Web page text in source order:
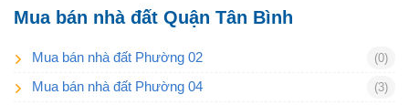
Mua bán nhà đất Quận Tân Bình
Mua bán nhà đất Phường 02 (0)
Mua bán nhà đất Phường 04 (3)